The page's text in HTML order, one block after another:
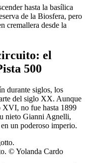
hasta la basílica
de la Biosfera, pero
cremallera desde la
el
500
durante siglos, los
del siglo XX. Aunque
XVI, no fue hasta 1899
nieto Gianni Agnelli,
un poderoso imperio.
© Yolanda Cardo